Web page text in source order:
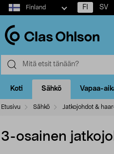
Select
market
Finland FI SV
Koti Sähkö Vapaa-
Etusivu Sähkö Jatkojohdot &
3-osainen